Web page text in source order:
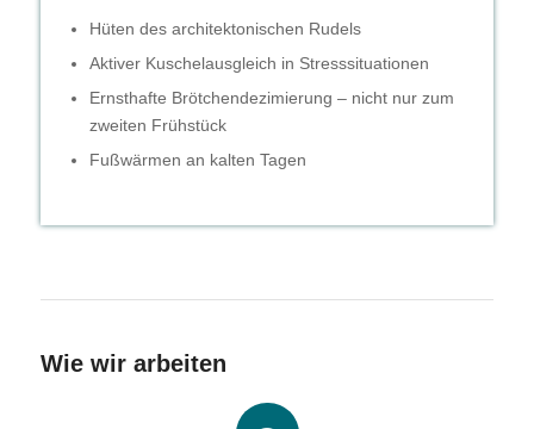
Hüten des architektonischen Rudels
Aktiver Kuschelausgleich in Stresssituationen
Ernsthafte Brötchendezimierung – nicht nur zum
zweiten Frühstück
Fußwärmen an kalten Tagen
Wie wir arbeiten